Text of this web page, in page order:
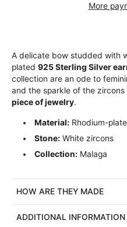
More
A delicate bow studded with
plated 925 Sterling Silver
collection are an ode to
and the sparkle of the zircons
piece of jewelry.
Material:Rhodium-
Stone:White zircons
Collection:Malaga
HOW ARE THEY MADE
ADDITIONAL INFORMATION